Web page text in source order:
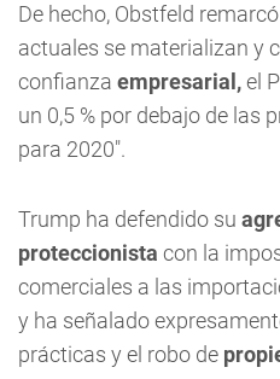
De hecho, Obstfeld
actuales se materializan y
confianza empresarial,el
un 0,5 % por debajo de las
para 2020".
Trump ha defendido su
proteccionista con la
comerciales a las
y ha señalado
prácticas y el robo de